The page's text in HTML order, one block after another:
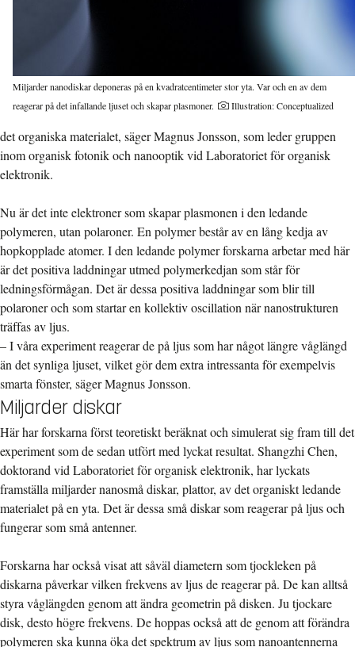
Miljarder nanodiskar deponeras på en kvadratcentimeter stor yta. Var och en av dem
reagerar på det infallande ljuset och skapar plasmoner.
Illustration: Conceptualized
det organiska materialet, säger Magnus Jonsson, som leder gruppen
inom organisk fotonik och nanooptik vid Laboratoriet för organisk
elektronik.
Nu är det inte elektroner som skapar plasmonen i den ledande
polymeren, utan polaroner. En polymer består av en lång kedja av
hopkopplade atomer. I den ledande polymer forskarna arbetar med här
är det positiva laddningar utmed polymerkedjan som står för
ledningsförmågan. Det är dessa positiva laddningar som blir till
polaroner och som startar en kollektiv oscillation när nanostrukturen
träffas av ljus.
– I våra experiment reagerar de på ljus som har något längre våglängd
än det synliga ljuset, vilket gör dem extra intressanta för exempelvis
smarta fönster, säger Magnus Jonsson.
Miljarder diskar
Här har forskarna först teoretiskt beräknat och simulerat sig fram till det
experiment som de sedan utfört med lyckat resultat. Shangzhi Chen,
doktorand vid Laboratoriet för organisk elektronik, har lyckats
framställa miljarder nanosmå diskar, plattor, av det organiskt ledande
materialet på en yta. Det är dessa små diskar som reagerar på ljus och
fungerar som små antenner.
Forskarna har också visat att såväl diametern som tjockleken på
diskarna påverkar vilken frekvens av ljus de reagerar på. De kan alltså
styra våglängden genom att ändra geometrin på disken. Ju tjockare
disk, desto högre frekvens. De hoppas också att de genom att förändra
polymeren ska kunna öka det spektrum av ljus som nanoantennerna